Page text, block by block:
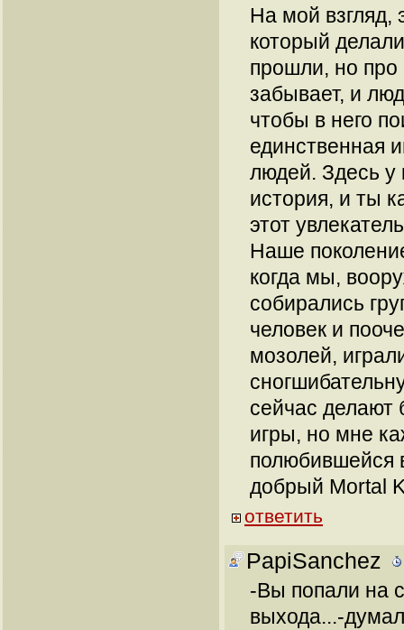
На мой взгляд,
который
прошли, но про
забывает, и
чтобы в него
единственная
людей. Здесь у
история, и ты
этот
Наше
когда мы,
собирались
человек и
мозолей,
сейчас делают
игры, но мне
полюбившейся
добрый Mortal
ответить
PapiSanchez
-Вы попали на
выхода...-